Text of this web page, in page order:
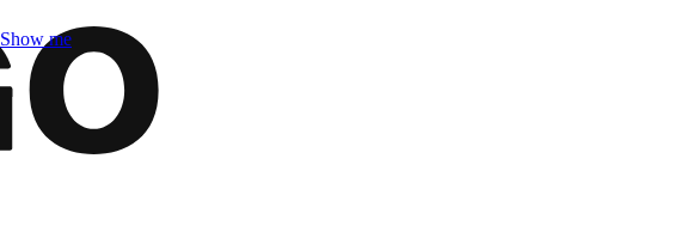
Show me